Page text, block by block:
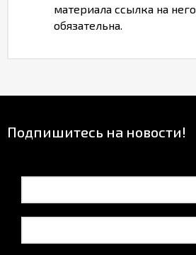
материала ссылка на него
обязательна.
Подпишитесь на новости!